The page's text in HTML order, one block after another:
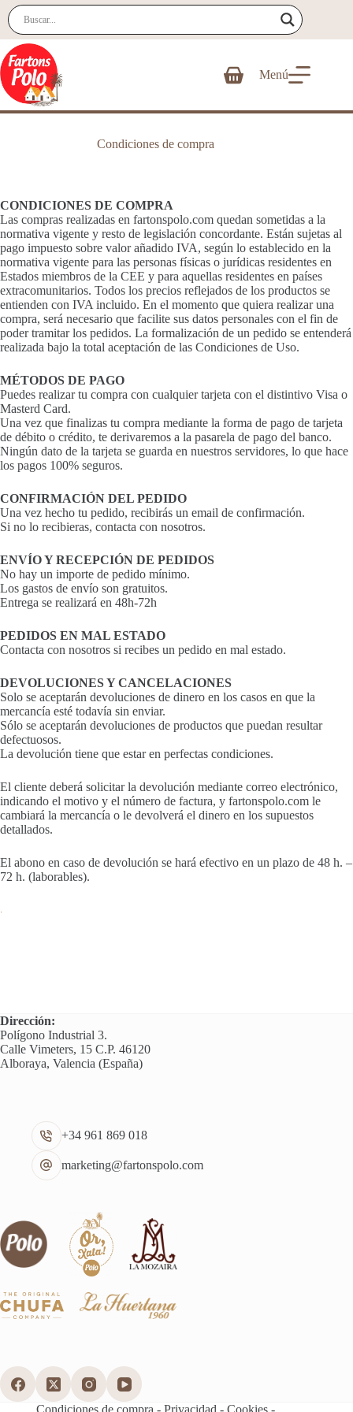
Saltar
contenido
Carro
compra
Menú
Condiciones de compra
CONDICIONES DE COMPRA
Las compras realizadas en fartonspolo.com quedan sometidas a la
normativa vigente y resto de legislación concordante. Están sujetas al
pago impuesto sobre valor añadido IVA, según lo establecido en la
normativa vigente para las personas físicas o jurídicas residentes en
Estados miembros de la CEE y para aquellas residentes en países
extracomunitarios. Todos los precios reflejados de los productos se
entienden con IVA incluido. En el momento que quiera realizar una
compra, será necesario que facilite sus datos personales con el fin de
poder tramitar los pedidos. La formalización de un pedido se entenderá
realizada bajo la total aceptación de las Condiciones de Uso.
MÉTODOS DE PAGO
Puedes realizar tu compra con cualquier tarjeta con el distintivo Visa o
Masterd Card.
Una vez que finalizas tu compra mediante la forma de pago de tarjeta
de débito o crédito, te derivaremos a la pasarela de pago del banco.
Ningún dato de la tarjeta se guarda en nuestros servidores, lo que hace
los pagos 100% seguros.
CONFIRMACIÓN DEL PEDIDO
Una vez hecho tu pedido, recibirás un email de confirmación.
Si no lo recibieras, contacta con nosotros.
ENVÍO Y RECEPCIÓN DE PEDIDOS
No hay un importe de pedido mínimo.
Los gastos de envío son gratuitos.
Entrega se realizará en 48h-72h
PEDIDOS EN MAL ESTADO
Contacta con nosotros si recibes un pedido en mal estado.
DEVOLUCIONES Y CANCELACIONES
Solo se aceptarán devoluciones de dinero en los casos en que la
mercancía esté todavía sin enviar.
Sólo se aceptarán devoluciones de productos que puedan resultar
defectuosos.
La devolución tiene que estar en perfectas condiciones.
El cliente deberá solicitar la devolución mediante correo electrónico,
indicando el motivo y el número de factura, y fartonspolo.com le
cambiará la mercancía o le devolverá el dinero en los supuestos
detallados.
El abono en caso de devolución se hará efectivo en un plazo de 48 h. –
72 h. (laborables).
.
Dirección:
Polígono Industrial 3.
Calle Vimeters, 15 C.P. 46120
Alboraya, Valencia (España)
+34 961 869 018
marketing@fartonspolo.com
Condiciones de compra - Privacidad - Cookies-